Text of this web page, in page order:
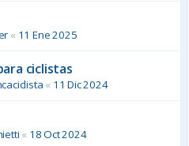
« 11 Ene 2025
ciclistas
« 11 Dic 2024
« 18 Oct 2024